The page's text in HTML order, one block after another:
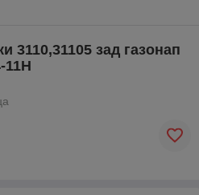
3110,31105 зад газонап
11Н